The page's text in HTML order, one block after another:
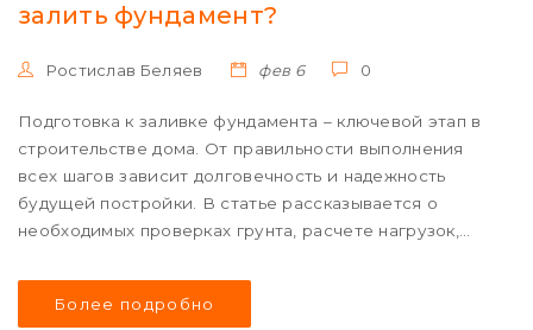
залить фундамент?
Ростислав Беляев фев 6 0
Подготовка к заливке фундамента – ключевой этап в
строительстве дома. От правильности выполнения
всех шагов зависит долговечность и надежность
будущей постройки. В статье рассказывается о
необходимых проверках грунта, расчете нагрузок,
подготовке участка. Также рассматривается вопрос о
времени года и погодных условиях, которые могут
Более подробно